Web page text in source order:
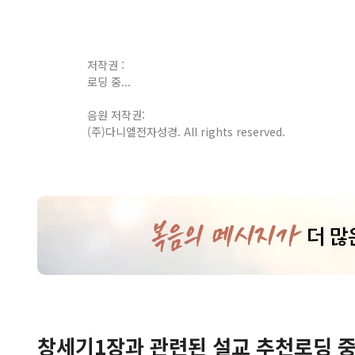
저작권 :
로딩 중...
음원 저작권:
(주)다니엘전자성경. All rights reserved.
창세기1장과 관련된 설교 추천로딩